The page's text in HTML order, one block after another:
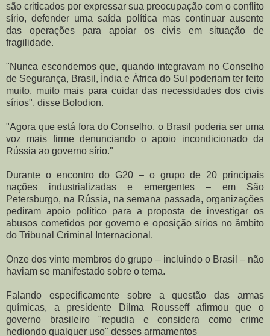
são criticados por expressar sua preocupação com o conflito
sírio, defender uma saída política mas continuar ausente
das operações para apoiar os civis em situação de
fragilidade.
"Nunca escondemos que, quando integravam no Conselho
de Segurança, Brasil, Índia e África do Sul poderiam ter feito
muito, muito mais para cuidar das necessidades dos civis
sírios", disse Bolodion.
"Agora que está fora do Conselho, o Brasil poderia ser uma
voz mais firme denunciando o apoio incondicionado da
Rússia ao governo sírio."
Durante o encontro do G20 – o grupo de 20 principais
nações industrializadas e emergentes – em São
Petersburgo, na Rússia, na semana passada, organizações
pediram apoio político para a proposta de investigar os
abusos cometidos por governo e oposição sírios no âmbito
do Tribunal Criminal Internacional.
Onze dos vinte membros do grupo – incluindo o Brasil – não
haviam se manifestado sobre o tema.
Falando especificamente sobre a questão das armas
químicas, a presidente Dilma Rousseff afirmou que o
governo brasileiro "repudia e considera como crime
hediondo qualquer uso" desses armamentos